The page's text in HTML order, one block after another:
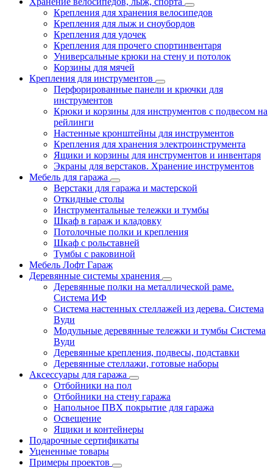
Крепления для хранения велосипедов
Крепления для лыж и сноубордов
Крепления для удочек
Крепления для прочего спортинвентаря
Универсальные крюки на стену и потолок
Корзины для мячей
Крепления для инструментов
Перфорированные панели и крючки для
инструментов
Крюки и корзины для инструментов с подвесом на
рейлинги
Настенные кронштейны для инструментов
Крепления для хранения электроинструмента
Ящики и корзины для инструментов и инвентаря
Экраны для верстаков. Хранение инструментов
Мебель для гаража
Верстаки для гаража и мастерской
Откидные столы
Инструментальные тележки и тумбы
Шкаф в гараж и кладовку
Потолочные полки и крепления
Шкаф с рольставней
Тумбы с раковиной
Мебель Лофт Гараж
Деревянные системы хранения
Деревянные полки на металлической раме.
Система ИФ
Система настенных стеллажей из дерева. Система
Вуди
Модульные деревянные тележки и тумбы Система
Вуди
Деревянные крепления, подвесы, подставки
Деревянные стеллажи, готовые наборы
Аксессуары для гаража
Отбойники на пол
Отбойники на стену гаража
Напольное ПВХ покрытие для гаража
Освещение
Ящики и контейнеры
Подарочные сертификаты
Уцененные товары
Примеры проектов